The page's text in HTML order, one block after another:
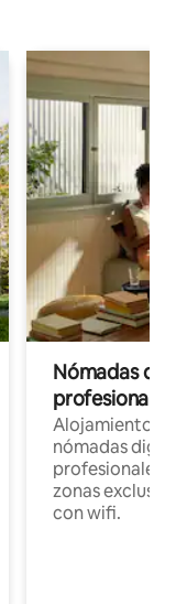
Nómadas
Alojamientos
nómadas
profesionales
zonas
con wifi.